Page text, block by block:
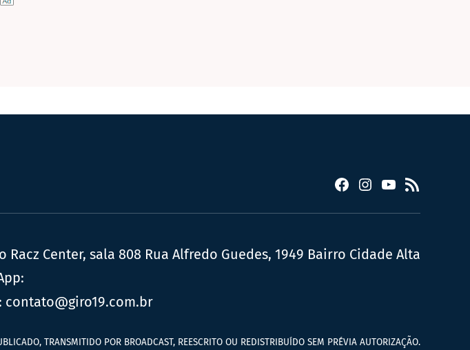
Facebook
Instagram
YouTube
RSS
Racz Center, sala 808 Rua Alfredo Guedes, 1949 Bairro Cidade Alta
contato@giro19.com.br
TRANSMITIDO POR BROADCAST, REESCRITO OU REDISTRIBUÍDO SEM PRÉVIA AUTORIZAÇÃO.